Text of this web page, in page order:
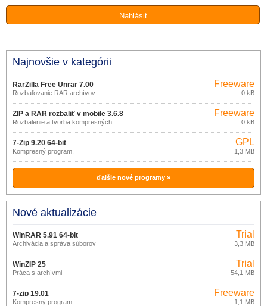
Najnovšie v kategórii
RarZilla Free Unrar 7.00
Rozbaľovanie RAR archívov
Freeware
0 kB
ZIP a RAR rozbaliť v mobile 3.6.8
Rozbalenie a tvorba kompresných
súborov v mobile
Freeware
0 kB
7-Zip 9.20 64-bit
Kompresný program.
GPL
1,3 MB
ďalšie nové programy »
Nové aktualizácie
WinRAR 5.91 64-bit
Archivácia a správa súborov
Trial
3,3 MB
WinZIP 25
Práca s archívmi
Trial
54,1 MB
7-zip 19.01
Kompresný program
Freeware
1,1 MB